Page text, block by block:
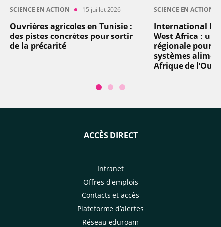
SCIENCE EN ACTION 15 juillet 2026
Ouvrières agricoles en Tunisie :
des pistes concrètes pour sortir
de la précarité
SCIENCE EN ACTION
International
West Africa :
régionale pour
systèmes
Afrique de
ACCÈS DIRECT
Intranet
Offres d'emplois
Contacts et accès
Plateforme d’alertes
Réseau eduroam